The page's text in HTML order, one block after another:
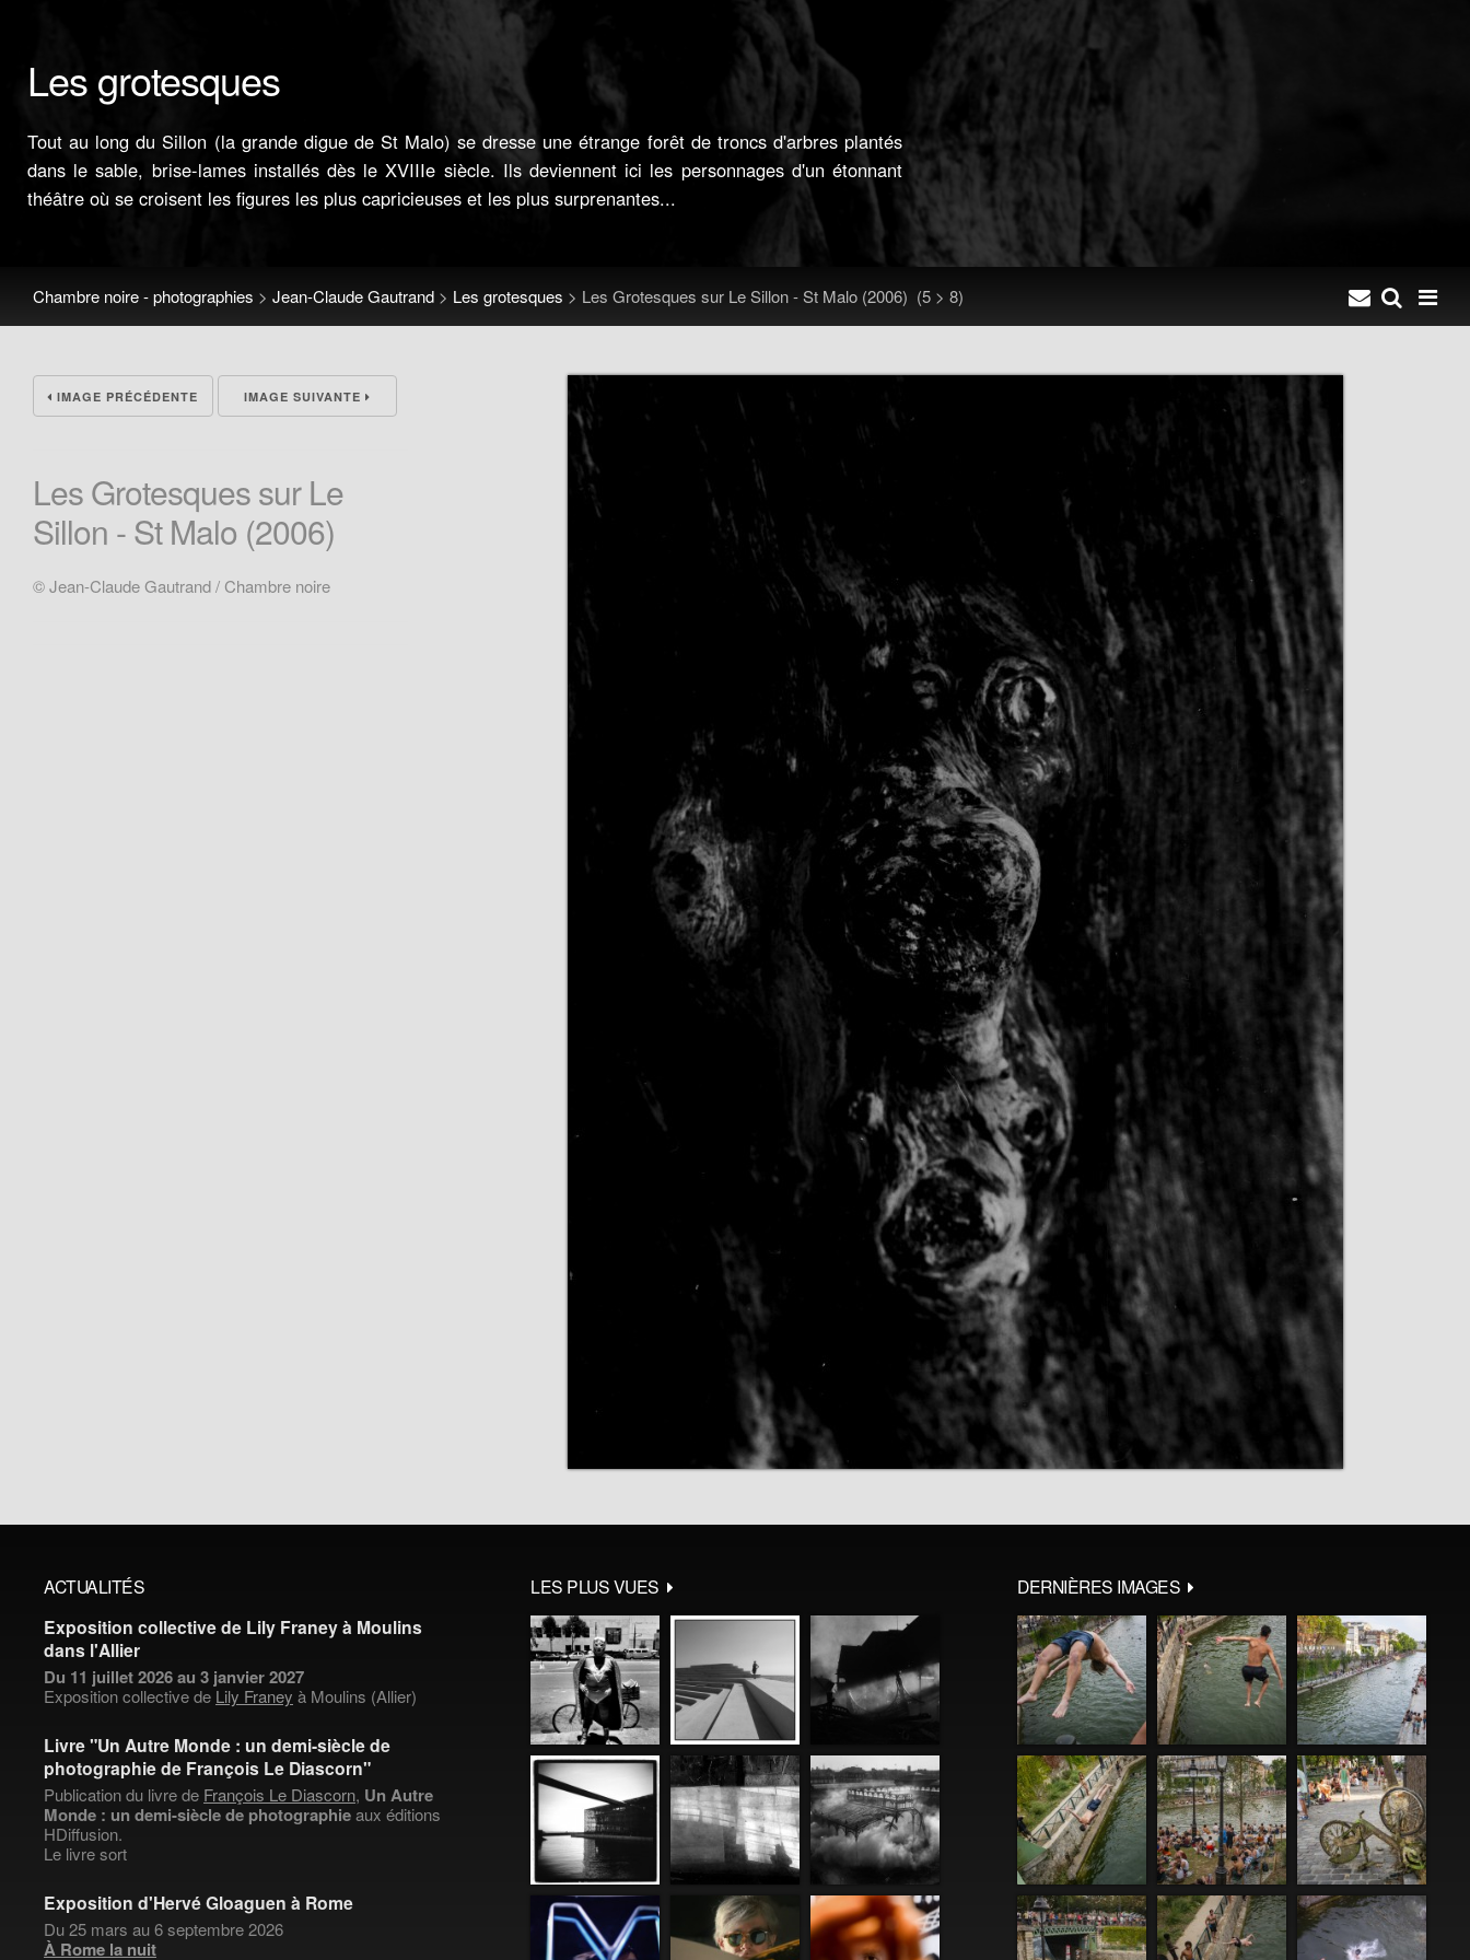
Les grotesques
Tout au long du Sillon (la grande digue de St Malo) se dresse une étrange forêt de troncs d'arbres plantés
dans le sable, brise-lames installés dès le XVIIIe siècle. Ils deviennent ici les personnages d'un étonnant
théâtre où se croisent les figures les plus capricieuses et les plus surprenantes...
Chambre noire - photographies > Jean-Claude Gautrand > Les grotesques > Les Grotesques sur Le Sillon - St Malo (2006) (5 > 8)
IMAGE PRÉCÉDENTE IMAGE SUIVANTE
Les Grotesques sur Le
Sillon - St Malo (2006)
© Jean-Claude Gautrand / Chambre noire
ACTUALITÉS
Exposition collective de Lily Franey à Moulins
dans l'Allier
Du 11 juillet 2026 au 3 janvier 2027
Exposition collective de Lily Franey à Moulins (Allier)
Livre "Un Autre Monde : un demi-siècle de
photographie de François Le Diascorn"
Publication du livre de François Le Diascorn, Un Autre
Monde : un demi-siècle de photographieaux éditions
HDiffusion.
Le livre sort
Exposition d'Hervé Gloaguen à Rome
Du 25 mars au 6 septembre 2026
À Rome la nuit
LES PLUS VUES DERNIÈRES IMAGES